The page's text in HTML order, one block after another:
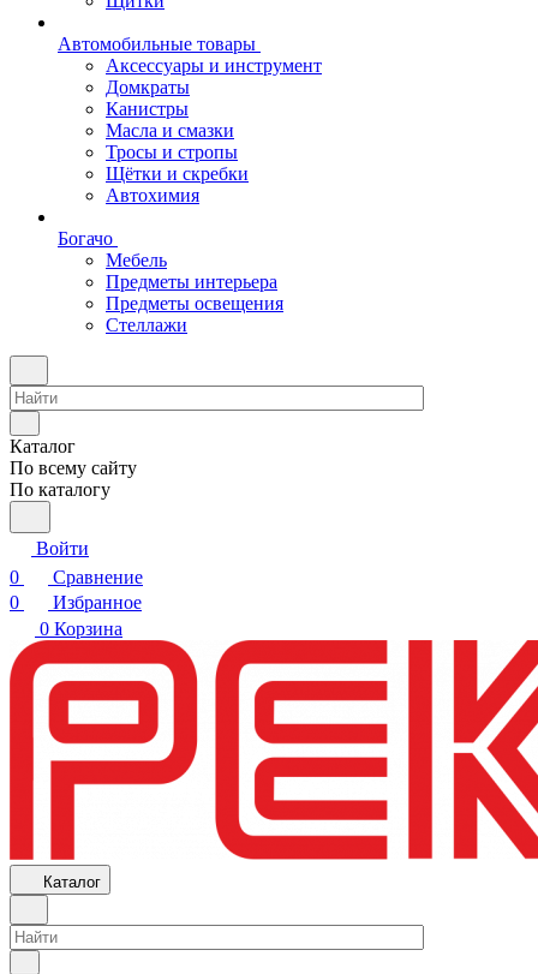
Автомобильные товары
Аксессуары и инструмент
Домкраты
Канистры
Масла и смазки
Тросы и стропы
Щётки и скребки
Автохимия
Богачо
Мебель
Предметы интерьера
Предметы освещения
Стеллажи
Каталог
По всему сайту
По каталогу
Войти
0
Сравнение
0
Избранное
0 Корзина
Каталог